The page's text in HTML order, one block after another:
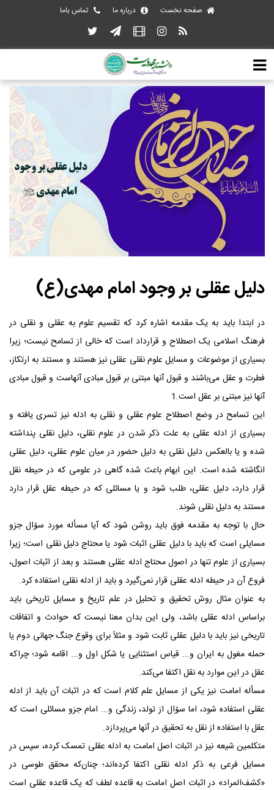
صفحه نخست درباره ما تماس باما
دلیل عقلی بر وجود امام مهدی‌(ع)
در ابتدا باید به یک مقدمه اشاره کرد که تقسیم علوم به عقلی و نقلی در
فرهنگ اسلامی یک اصطلاح و قرارداد است که خالی از تسامح نیست؛ زیرا
بسیاری از موضوعات و مسایل علوم نقلی عقلی نیز هستند و مستند به ارتکاز،
فطرت و عقل می‌باشند و قبول آنها مبتنی بر قبول مبادی آنهاست و قبول مبادی
آنها نیز مبتنی بر عقل است.1
این تسامح در وضع اصطلاح علوم عقلی و نقلی به ادله نیز تسری یافته و
بسیاری از ادله عقلی به علت ذکر شدن در علوم نقلی، دلیل نقلی پنداشته
شده و یا بالعکس دلیل نقلی به دلیل حضور در میان علوم عقلی، دلیل عقلی
انگاشته شده است. این ابهام باعث شده گاهی در علومی که در حیطه نقل
قرار دارد، دلیل عقلی، طلب شود و یا مسائلی که در حیطه عقل قرار دارد
مستند به دلیل نقلی شوند.
حال با توجه به مقدمه فوق باید روشن شود که آیا مسأله مورد سۆال جزو
مسایلی است که باید با دلیل عقلی اثبات شود یا محتاج دلیل نقلی است؛ زیرا
بسیاری از علوم تنها در اصول محتاج ادله عقلی هستند و بعد از اثبات اصول،
فروع آن در حیطه ادله عقلی قرار نمی‌گیرد و باید از ادله نقلی استفاده کرد.
به عنوان مثال روش تحقیق و تحلیل در علم تاریخ و مسایل تاریخی باید
براساس ادله عقلی باشد، ولی این بدان معنا نیست که حوادث و اتفاقات
تاریخی نیز باید با دلیل عقلی ثابت شود و مثلاً برای وقوع جنگ جهانی دوم یا
حمله مغول به ایران و... قیاس استثنایی یا شکل اول و... اقامه شود؛ چراکه
عقل در این موارد به نقل اکتفا می‌کند.
مسأله امامت نیز یکی از مسایل علم کلام است که در اثبات آن باید از ادله
عقلی استفاده شود، اما سۆال از تولد، زندگی و... امام جزو مسائلی است که
عقل با استفاده از نقل به تحقیق در آنها می‌پردازد.
متکلمین شیعه نیز در اثبات اصل امامت به ادله عقلی تمسک کرده، سپس در
مسایل فرعی به ذکر ادله نقلی اکتفا کرده‌اند؛ چنان‌که محقق طوسی در
«کشف‌المراد» در اثبات اصل امامت به قاعده لطف که یک قاعده عقلی است